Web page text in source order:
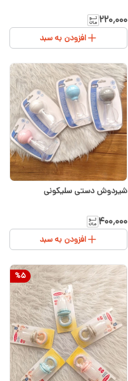
۲۲۰٬۰۰۰
افزودن به سبد
شیردوش دستی سلیکونی
۴۰۰٬۰۰۰
افزودن به سبد
%5